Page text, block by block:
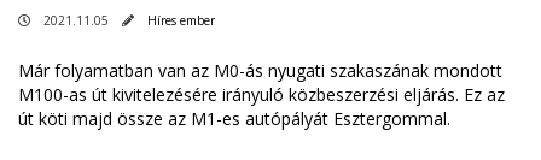
2021.11.05 Híres ember
Már folyamatban van az M0-ás nyugati szakaszának mondott
M100-as út kivitelezésére irányuló közbeszerzési eljárás. Ez az
út köti majd össze az M1-es autópályát Esztergommal.